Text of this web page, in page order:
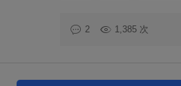
2 1,385 次